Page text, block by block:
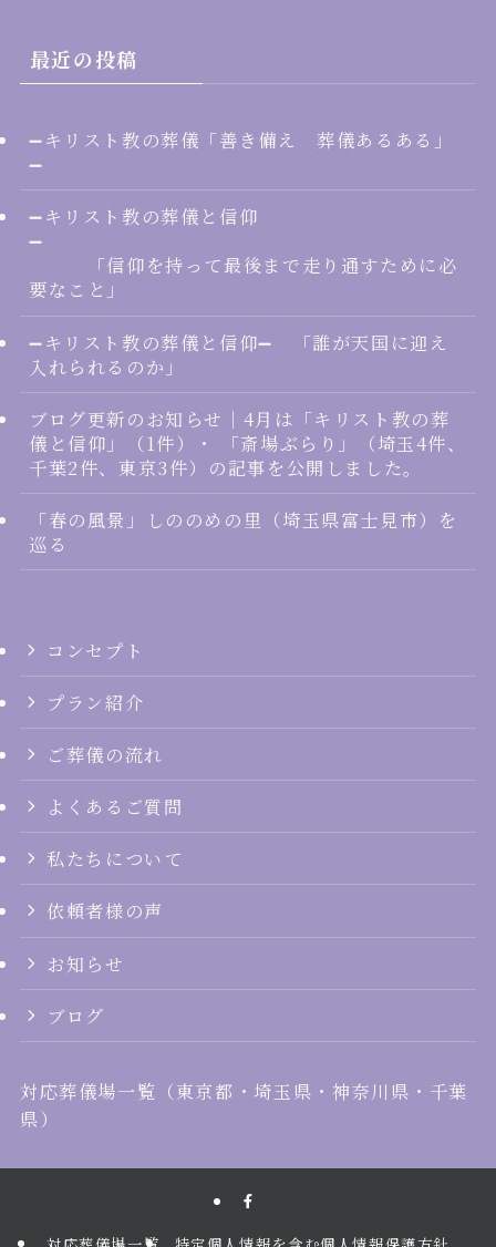
最近の投稿
➖キリスト教の葬儀「善き備え 葬儀あるある」
➖
➖キリスト教の葬儀と信仰
➖
「信仰を持って最後まで走り通すために必
要なこと」
➖キリスト教の葬儀と信仰➖ 「誰が天国に迎え
入れられるのか」
ブログ更新のお知らせ｜4月は「キリスト教の葬
儀と信仰」（1件）・ 「斎場ぶらり」（埼玉4件、
千葉2件、東京3件）の記事を公開しました。
「春の風景」しののめの里（埼玉県富士見市）を
巡る
コンセプト
プラン紹介
ご葬儀の流れ
よくあるご質問
私たちについて
依頼者様の声
お知らせ
ブログ
対応葬儀場一覧 （東京都 ・ 埼玉県 ・ 神奈川県 ・ 千葉
県）